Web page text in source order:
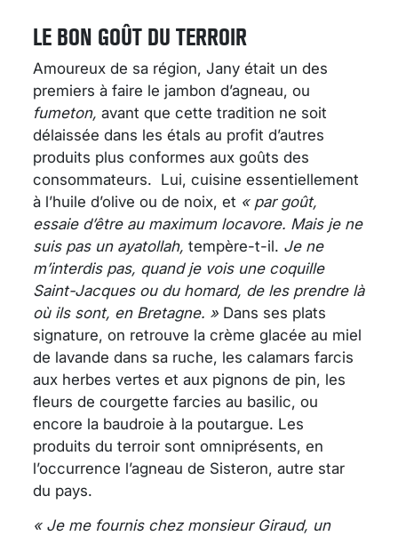
LE BON GOÛT DU TERROIR
Amoureux de sa région, Jany était un des
premiers à faire le jambon d’agneau, ou
fumeton, avant que cette tradition ne soit
délaissée dans les étals au profit d’autres
produits plus conformes aux goûts des
consommateurs. Lui, cuisine essentiellement
à l’huile d’olive ou de noix, et « par goût,
essaie d’être au maximum locavore. Mais je ne
suis pas un ayatollah, tempère-t-il. Je ne
m’interdis pas, quand je vois une coquille
Saint-Jacques ou du homard, de les prendre là
où ils sont, en Bretagne. » Dans ses plats
signature, on retrouve la crème glacée au miel
de lavande dans sa ruche, les calamars farcis
aux herbes vertes et aux pignons de pin, les
fleurs de courgette farcies au basilic, ou
encore la baudroie à la poutargue. Les
produits du terroir sont omniprésents, en
l’occurrence l’agneau de Sisteron, autre star
du pays.
« Je me fournis chez monsieur Giraud, un